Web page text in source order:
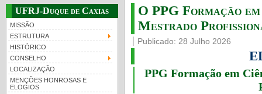
UFRJ-Duque de Caxias
MISSÃO
ESTRUTURA
HISTÓRICO
CONSELHO
LOCALIZAÇÃO
MENÇÕES HONROSAS E
ELOGIOS
O PPG Formação
Mestrado
Publicado: 28 Julho 2026
PPG Formação em